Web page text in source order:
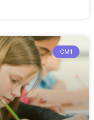
CM1